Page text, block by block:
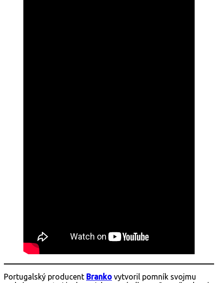
Portugalský producent Branko vytvoril pomník svojmu